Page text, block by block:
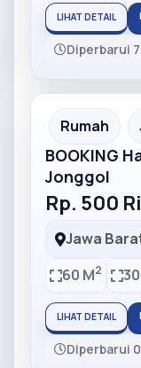
LIHAT DETAIL
Diperbarui
Partner Ad
Rumah
BOOKING
Jonggol
Rp. 500
Jawa
60 M2
LIHAT DETAIL
Diperbarui